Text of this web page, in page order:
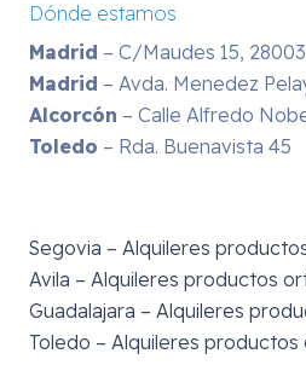
Dónde estamos
Madrid – C/Maudes 15, 28003
Madrid – Avda. Menedez
Alcorcón – Calle Alfredo
Toledo – Rda. Buenavista 45
Segovia – Alquileres
Avila – Alquileres productos
Guadalajara – Alquileres
Toledo – Alquileres